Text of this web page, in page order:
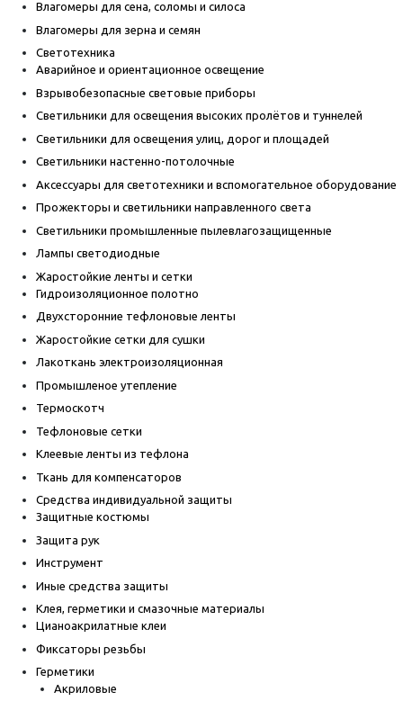
Влагомеры для сена, соломы и силоса
Влагомеры для зерна и семян
Светотехника
Аварийное и ориентационное освещение
Взрывобезопасные световые приборы
Светильники для освещения высоких пролётов и туннелей
Светильники для освещения улиц, дорог и площадей
Светильники настенно-потолочные
Аксессуары для светотехники и вспомогательное оборудование
Прожекторы и светильники направленного света
Светильники промышленные пылевлагозащищенные
Лампы светодиодные
Жаростойкие ленты и сетки
Гидроизоляционное полотно
Двухсторонние тефлоновые ленты
Жаростойкие сетки для сушки
Лакоткань электроизоляционная
Промышленое утепление
Термоскотч
Тефлоновые сетки
Клеевые ленты из тефлона
Ткань для компенсаторов
Средства индивидуальной защиты
Защитные костюмы
Защита рук
Инструмент
Иные средства защиты
Клея, герметики и смазочные материалы
Цианоакрилатные клеи
Фиксаторы резьбы
Герметики
Акриловые